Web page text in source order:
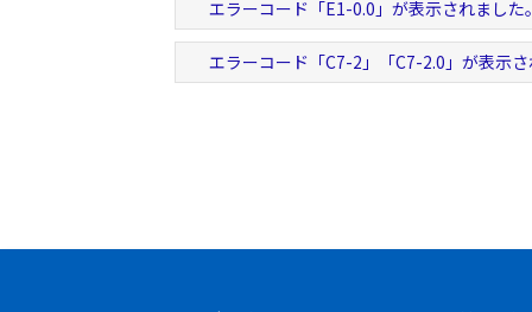
エラーコード「E1-0.0」が表示されました。
エラーコード「C7-2」「C7-2.0」が表示さ